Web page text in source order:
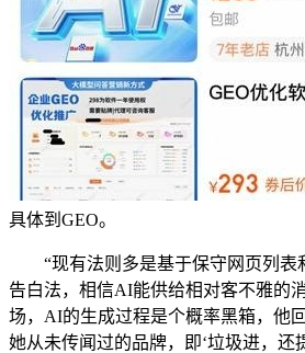
具体到GEO。
“现有法则多是基于保守网页列表
告白法，相信AI能供给相对客不雅的
场，AI的生成过程是个概率黑箱，他
她从未传闻过的品牌，即‘垃圾进，还